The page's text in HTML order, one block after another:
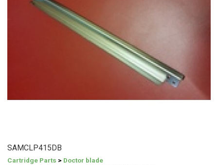
SAMCLP415DB
Cartridge Parts > Doctor blade